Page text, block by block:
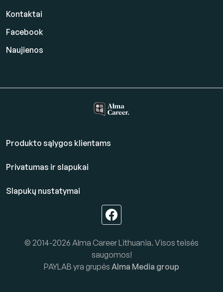
Kontaktai
Facebook
Naujienos
Produkto sąlygos klientams
Privatumas ir slapukai
Slapukų nustatymai
© 2014-2026 Alma Career Lithuania. Visos teisės
saugomos!
PAYLAB yra grupės Alma Media group